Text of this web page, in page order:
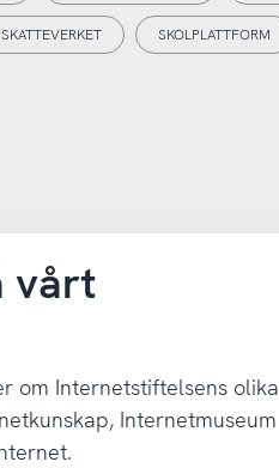
SKATTEVERKET SKOLPLATTFORM
vårt
om Internetstiftelsens olika
Internetmuseum